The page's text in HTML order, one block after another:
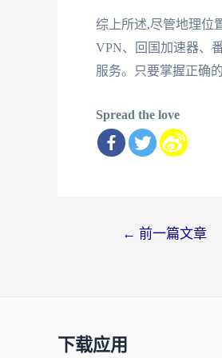
综上所述,尽管地理位
VPN、回国加速器、
服务。只要掌握正确
Spread the love
← 前一篇文章
下载应用